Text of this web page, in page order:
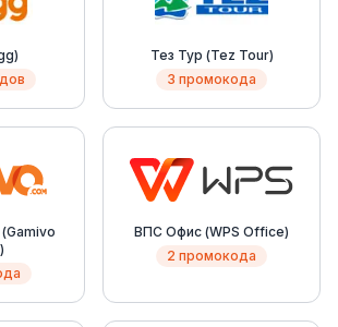
Тез Тур (Tez Tour)
3 промокода
ВПС Офис (WPS Office)
2 промокода